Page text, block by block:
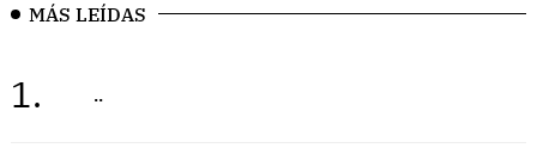
MÁS LEÍDAS
1. ..